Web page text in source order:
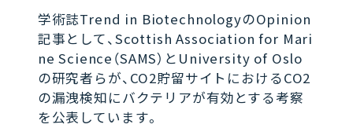
学術誌Trend in BiotechnologyのOpinion
記事として、Scottish Association for Mari
ne Science（SAMS）とUniversity of Oslo
の研究者らが、CO2貯留サイトにおけるCO2
の漏洩検知にバクテリアが有効とする考察
を公表しています。